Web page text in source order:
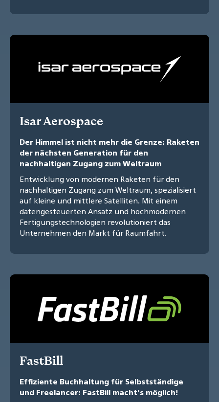
Isar Aerospace
Der Himmel ist nicht mehr die Grenze: Raketen
der nächsten Generation für den
nachhaltigen Zugang zum Weltraum
Entwicklung von modernen Raketen für den
nachhaltigen Zugang zum Weltraum, spezialisiert
auf kleine und mittlere Satelliten. Mit einem
datengesteuerten Ansatz und hochmodernen
Fertigungstechnologien revolutioniert das
Unternehmen den Markt für Raumfahrt.
FastBill
Effiziente Buchhaltung für Selbstständige
und Freelancer: FastBill macht's möglich!